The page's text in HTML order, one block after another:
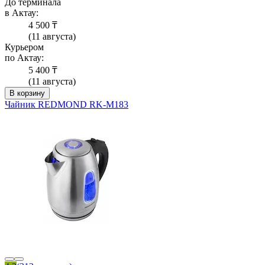
До терминала
в Актау:
4 500 ₸
(11 августа)
Курьером
по Актау:
5 400 ₸
(11 августа)
В корзину
Чайник REDMOND RK-M183